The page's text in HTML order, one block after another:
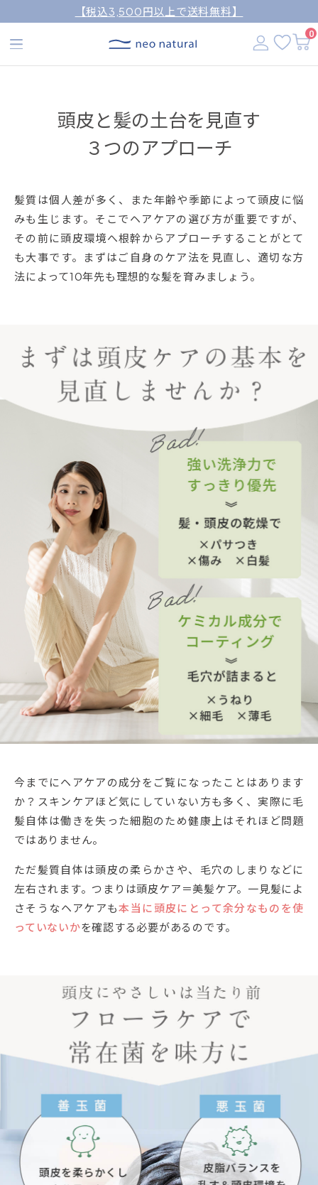
【税込3,500円以上で送料無料】
0
頭皮と髪の土台を見直す
３つのアプローチ
髪質は個人差が多く、また年齢や季節によって頭皮に悩
みも生じます。そこでヘアケアの選び方が重要ですが、
その前に頭皮環境へ根幹からアプローチすることがとて
も大事です。まずはご自身のケア法を見直し、適切な方
法によって10年先も理想的な髪を育みましょう。
今までにヘアケアの成分をご覧になったことはあります
か？スキンケアほど気にしていない方も多く、実際に毛
髪自体は働きを失った細胞のため健康上はそれほど問題
ではありません。
ただ髪質自体は頭皮の柔らかさや、毛穴のしまりなどに
左右されます。つまりは頭皮ケア＝美髪ケア。一見髪によ
さそうなヘアケアも本当に頭皮にとって余分なものを使
っていないかを確認する必要があるのです。